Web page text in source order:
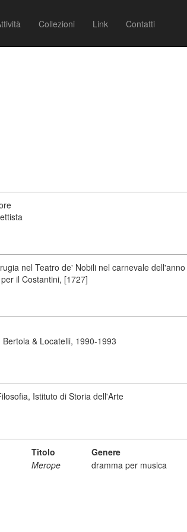
Collezioni Link Contatti
nel Teatro de' Nobili nel carnevale
il Costantini, [1727]
Bertola & Locatelli, 1990-1993
Istituto di Storia dell'Arte
Titolo Genere
Merope dramma per musica